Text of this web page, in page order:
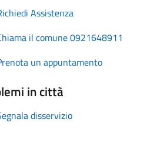
Assistenza
il comune 0921648911
un appuntamento
in città
disservizio